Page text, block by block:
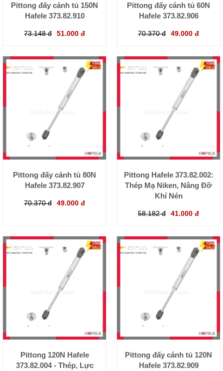
Pittong đẩy cánh tủ 150N
Hafele 373.82.910
73.148 đ 51.000 đ
Pittong đẩy cánh tủ 60N
Hafele 373.82.906
70.370 đ 49.000 đ
Pittong đẩy cánh tủ 80N
Hafele 373.82.907
70.370 đ 49.000 đ
Pittong Hafele 373.82.002:
Thép Mạ Niken, Nâng Đỡ
Khí Nén
58.182 đ 41.000 đ
Pittong 120N Hafele
373.82.004 - Thép, Lực
Pittong đẩy cánh tủ 120N
Hafele 373.82.909